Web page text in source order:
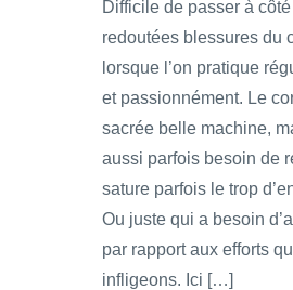
Difficile de passer à
redoutées blessures du
lorsque l’on pratique
et passionnément. Le
sacrée belle machine,
aussi parfois besoin de
sature parfois le trop
Ou juste qui a besoin
par rapport aux efforts
infligeons. Ici […]